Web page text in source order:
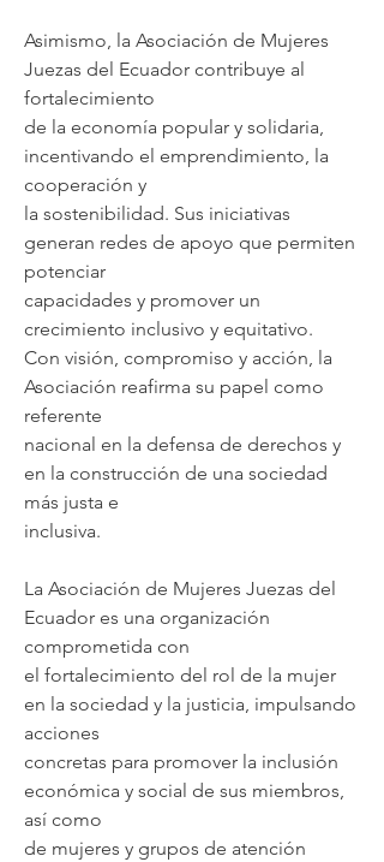
Asimismo, la Asociación de Mujeres
Juezas del Ecuador contribuye al
fortalecimiento
de la economía popular y solidaria,
incentivando el emprendimiento, la
cooperación y
la sostenibilidad. Sus iniciativas
generan redes de apoyo que permiten
potenciar
capacidades y promover un
crecimiento inclusivo y equitativo.
Con visión, compromiso y acción, la
Asociación reafirma su papel como
referente
nacional en la defensa de derechos y
en la construcción de una sociedad
más justa e
inclusiva.
La Asociación de Mujeres Juezas del
Ecuador es una organización
comprometida con
el fortalecimiento del rol de la mujer
en la sociedad y la justicia, impulsando
acciones
concretas para promover la inclusión
económica y social de sus miembros,
así como
de mujeres y grupos de atención